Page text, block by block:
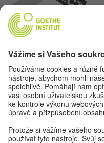
Pojďme se kamarádit.